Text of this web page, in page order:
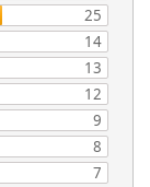
25
14
13
12
9
8
7